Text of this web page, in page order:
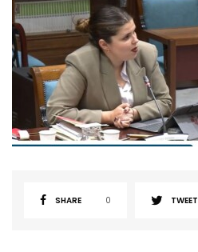
SHARE 0 TWEET